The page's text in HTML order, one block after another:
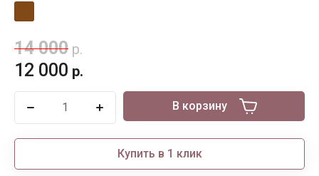
14 000 р.
12 000 р.
В корзину
Купить в 1 клик